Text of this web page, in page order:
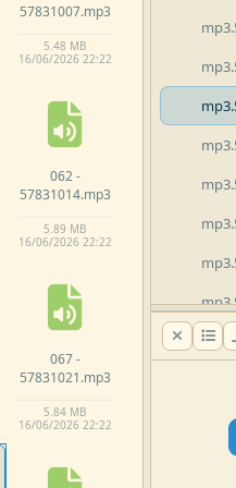
mp3
mp3
mp3
mp3
mp3
mp3
mp3
mp3
mp3
mp3
mp3
57831007.mp3
5.48 MB
16/06/2026 22:22
062 -
57831014.mp3
5.89 MB
16/06/2026 22:22
067 -
57831021.mp3
5.84 MB
16/06/2026 22:22